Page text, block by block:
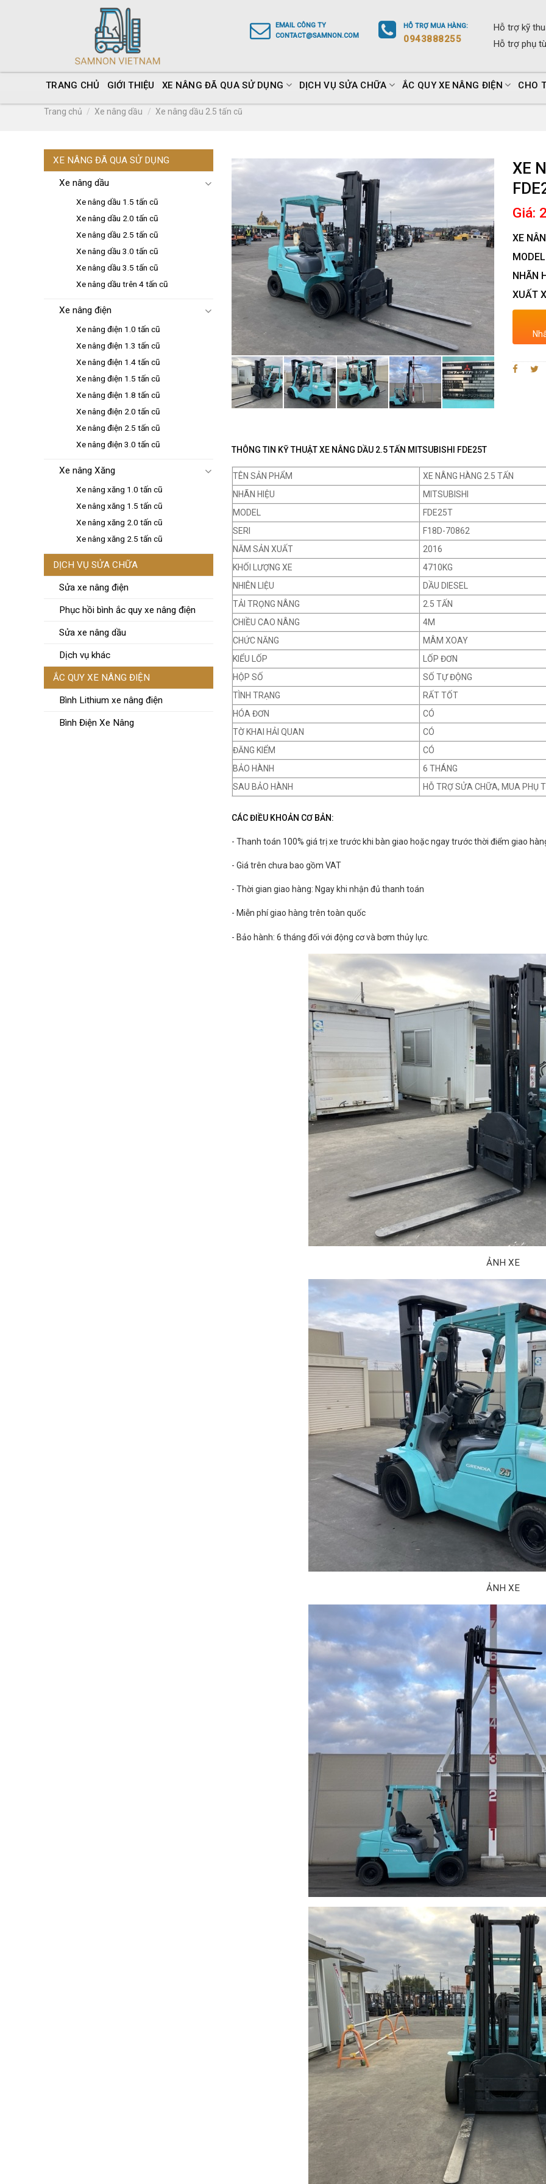
Hỗ trợ kỹ
Hỗ trợ phụ
HỖ TRỢMUA HÀNG:
0943888255
EMAIL CÔNG TY
CONTACT@SAMNON.COM
TRANG CHỦ GIỚI THIỆU XE NÂNG ĐÃ QUA SỬ DỤNG DỊCH VỤ SỬA CHỮA ẮC QUY XE NÂNG ĐIỆN CHO
Trang chủ / Xe nâng dầu / Xe nâng dầu 2.5 tấn cũ
XE NÂNG ĐÃ QUA SỬ DỤNG
Xe nâng dầu
Xe nâng dầu 1.5 tấn cũ
Xe nâng dầu 2.0 tấn cũ
Xe nâng dầu 2.5 tấn cũ
Xe nâng dầu 3.0 tấn cũ
Xe nâng dầu 3.5 tấn cũ
Xe nâng dầu trên 4 tấn cũ
Xe nâng điện
Xe nâng điện 1.0 tấn cũ
Xe nâng điện 1.3 tấn cũ
Xe nâng điện 1.4 tấn cũ
Xe nâng điện 1.5 tấn cũ
Xe nâng điện 1.8 tấn cũ
Xe nâng điện 2.0 tấn cũ
Xe nâng điện 2.5 tấn cũ
Xe nâng điện 3.0 tấn cũ
Xe nâng Xăng
Xe nâng xăng 1.0 tấn cũ
Xe nâng xăng 1.5 tấn cũ
Xe nâng xăng 2.0 tấn cũ
Xe nâng xăng 2.5 tấn cũ
DỊCH VỤ SỬA CHỮA
Sửa xe nâng điện
Phục hồi bình ắc quy xe nâng điện
Sửa xe nâng dầu
Dịch vụ khác
ẮC QUY XE NÂNG ĐIỆN
Bình Lithium xe nâng điện
Bình Điện Xe Nâng
XE
Giá:
XE
NHÃN
XUẤT
THÔNG TIN KỸ THUẬT XE NÂNG DẦU 2.5 TẤN MITSUBISHI FDE25T
TÊN SẢN PHẨM
XE NÂNG HÀNG 2.5 TẤN
NHÃN HIỆU
MITSUBISHI
MODEL
FDE25T
SERI
F18D-70862
NĂM SẢN XUẤT
2016
KHỐI LƯỢNG XE
4710KG
NHIÊN LIỆU
DẦU DIESEL
TẢI TRỌNG NÂNG
2.5 TẤN
CHIỀU CAO NÂNG
4M
CHỨC NĂNG
MÂM XOAY
KIỂU LỐP
LỐP ĐƠN
HỘP SỐ
SỐ TỰ ĐỘNG
TÌNH TRẠNG
RẤT TỐT
HÓA ĐƠN
CÓ
TỜ KHAI HẢI QUAN
CÓ
ĐĂNG KIỂM
CÓ
BẢO HÀNH
6 THÁNG
SAU BẢO HÀNH
HỖ TRỢ SỬA CHỮA, MUA PHỤ
CÁC ĐIỀU KHOẢN CƠ BẢN:
- Thanh toán 100% giá trị xe trước khi bàn giao hoặc ngay trước thời điểm giao
- Giá trên chưa bao gồm VAT
- Thời gian giao hàng: Ngay khi nhận đủ thanh toán
- Miễn phí giao hàng trên toàn quốc
- Bảo hành: 6 tháng đối với động cơ và bơm thủy lực.
ẢNH XE
ẢNH XE